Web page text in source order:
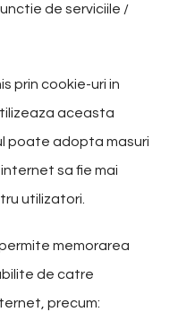
de serviciile /
prin cookie-uri in
aceasta
poate adopta masuri
sa fie mai
utilizatori.
memorarea
de catre
precum: